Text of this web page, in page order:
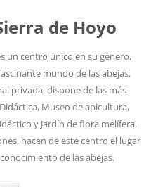
de Hoyo
un centro único en su género,
mundo de las abejas.
privada, dispone de las más
Museo de apicultura,
y Jardín de flora melífera.
hacen de este centro el lugar
de las abejas.